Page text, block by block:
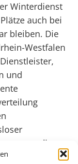
Winterdienst
auch bei
bleiben. Die
Westfalen
und
um die